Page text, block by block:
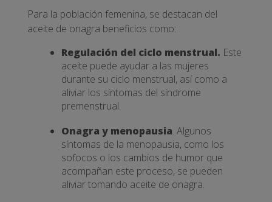
Para la población femenina, se destacan del
aceite de onagra beneficios como:
Regulación del ciclo menstrual. Este
aceite puede ayudar a las mujeres
durante su ciclo menstrual, así como a
aliviar los síntomas del síndrome
premenstrual.
Onagra y menopausia. Algunos
síntomas de la menopausia, como los
sofocos o los cambios de humor que
acompañan este proceso, se pueden
aliviar tomando aceite de onagra.